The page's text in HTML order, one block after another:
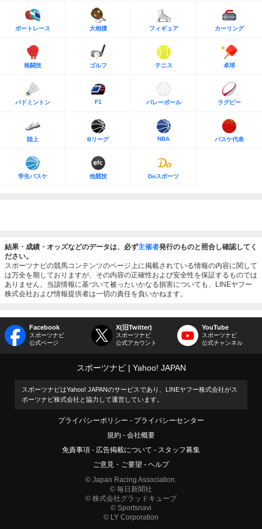
ボートレース 大相撲 フィギュア カーリング
格闘技 ゴルフ テニス 卓球
バドミントン F1 バレーボール ラグビー
陸上 Bリーグ NBA バスケ代表
学生バスケ 他競技 Doスポーツ
結果・成績・オッズなどのデータは、必ず主催者発行のものと照合し確認してく
ださい。
スポーツナビの競馬コンテンツのページ上に掲載されている情報の内容に関して
は万全を期しておりますが、その内容の正確性および安全性を保証するものでは
ありません。当該情報に基づいて被ったいかなる損害についても、LINEヤフー
株式会社および情報提供者は一切の責任を負いかねます。
Facebook
スポーツナビ
公式ページ
X(旧Twitter)
スポーツナビ
公式アカウント
YouTube
スポーツナビ
公式チャンネル
スポーツナビ Yahoo! JAPAN
スポーツナビはYahoo! JAPANのサービスであり、LINEヤフー株式会社がス
ポーツナビ株式会社と協力して運営しています。
プライバシーポリシー
プライバシーセンター
規約
会社概要
免責事項
広告掲載について
スタッフ募集
ご意見・ご要望
ヘルプ
© Japan Racing Association.
© 毎日新聞社
© 株式会社グラッドキューブ
© Sportsnavi
© LY Corporation